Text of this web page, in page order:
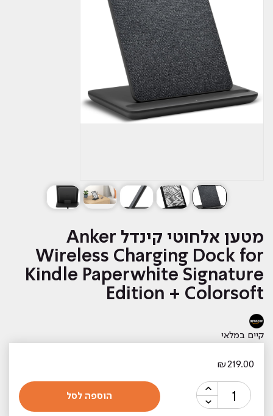
מטען אלחוטי קינדל Anker
Wireless Charging Dock for
Kindle Paperwhite Signature
Edition + Colorsoft
קיים במלאי
₪219.00
כמות
של
הוספה לסל